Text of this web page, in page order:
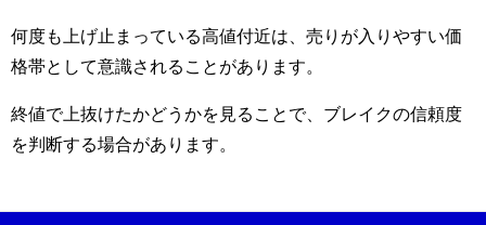
何度も上げ止まっている高値付近は、売りが入りやすい価
格帯として意識されることがあります。
終値で上抜けたかどうかを見ることで、ブレイクの信頼度
を判断する場合があります。